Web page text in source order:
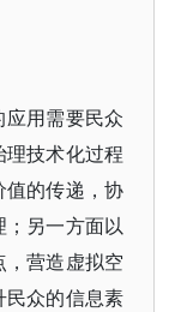
用需要民众
技术化过程
的传递，协
另一方面以
营造虚拟空
众的信息素